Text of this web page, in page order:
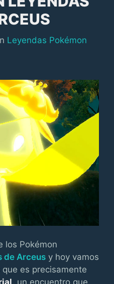
Categorías
Leyendas Pokémon
los Pokémon
de Arceus y hoy vamos
es precisamente
, un encuentro que